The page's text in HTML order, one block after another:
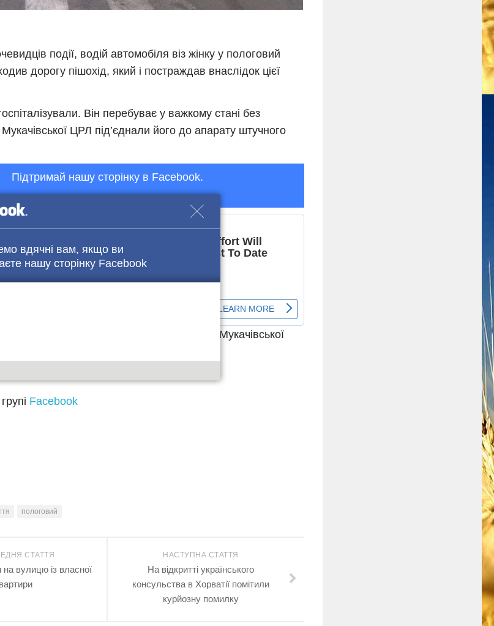
вдячні вам, якщо ви
нашу сторінку Facebook
події, водій автомобіля віз жінку у пологовий
дорогу пішохід, який і постраждав внаслідок цієї
Він перебуває у важкому стані без
Мукачівської ЦРЛ під’єднали його до апарату штучного
Підтримай нашу сторінку в Facebook.
знаходиться у пологовому відділенні Мукачівської
Facebook
пологовий
НАСТУПНА СТАТТЯ
На відкритті українського
консульства в Хорватії помітили
курйозну помилку
СТАТТЯ
вулицю із власної